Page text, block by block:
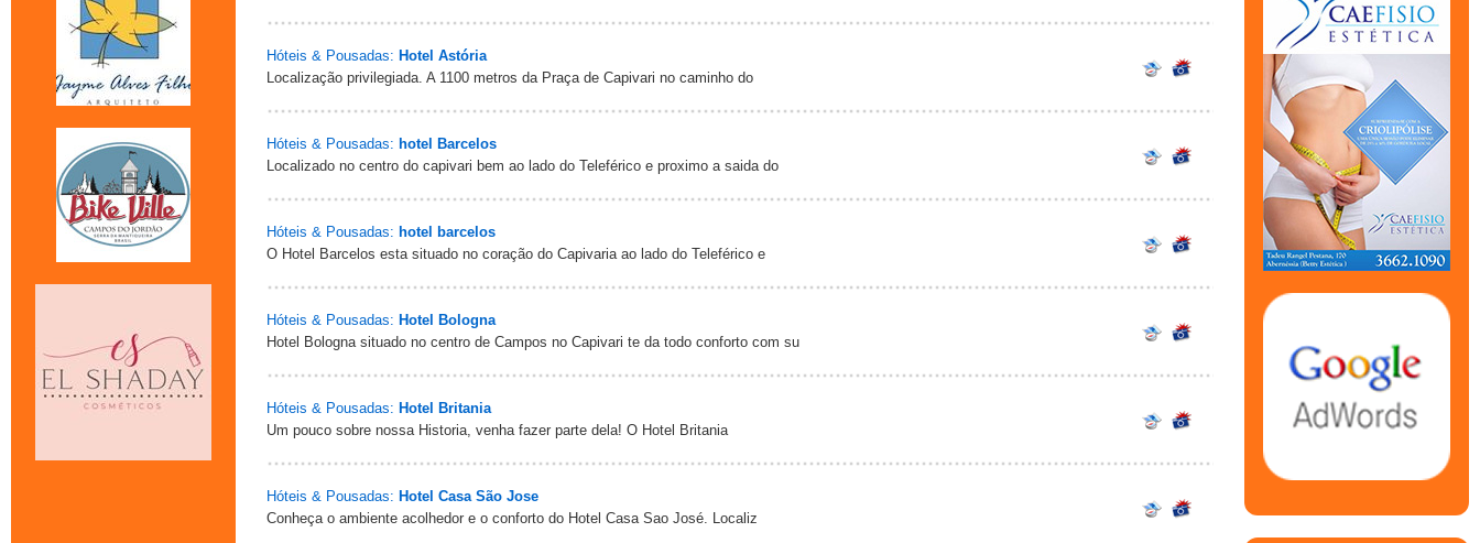
Hóteis & Pousadas: Hotel Astória
Localização privilegiada. A 1100 metros da Praça de Capivari no caminho do
Hóteis & Pousadas: hotel Barcelos
Localizado no centro do capivari bem ao lado do Teleférico e proximo a saida do
Hóteis & Pousadas: hotel barcelos
O Hotel Barcelos esta situado no coração do Capivaria ao lado do Teleférico e
Hóteis & Pousadas: Hotel Bologna
Hotel Bologna situado no centro de Campos no Capivari te da todo conforto com su
Hóteis & Pousadas: Hotel Britania
Um pouco sobre nossa Historia, venha fazer parte dela! O Hotel Britania
Hóteis & Pousadas: Hotel Casa São Jose
Conheça o ambiente acolhedor e o conforto do Hotel Casa Sao José. Localiz